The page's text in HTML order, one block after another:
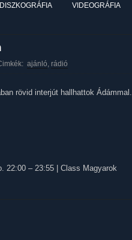
DISZKOGRÁFIA VIDEOGRÁFIA
ajánló, rádió
rövid interjút hallhattok Ádámmal.
22:00 – 23:55 | Class Magyarok